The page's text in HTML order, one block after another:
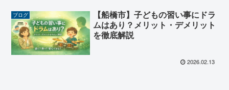
ブログ
【船橋市】子どもの習い事にドラ
ムはあり？メリット・デメリット
を徹底解説
2026.02.13